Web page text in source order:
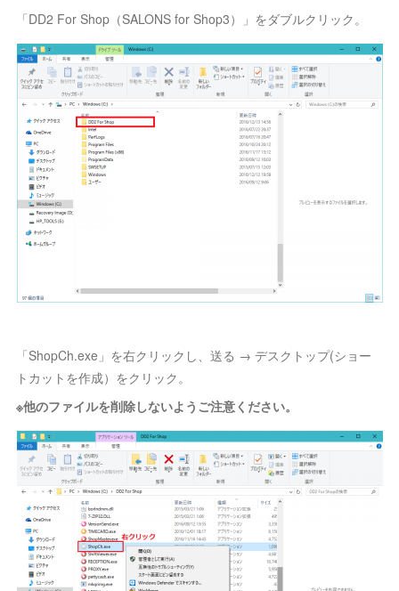
「DD2 For Shop（SALONS for Shop3）」をダブルクリック。
「ShopCh.exe」を右クリックし、送る → デスクトップ(ショー
トカットを作成）をクリック。
※他のファイルを削除しないようご注意ください。